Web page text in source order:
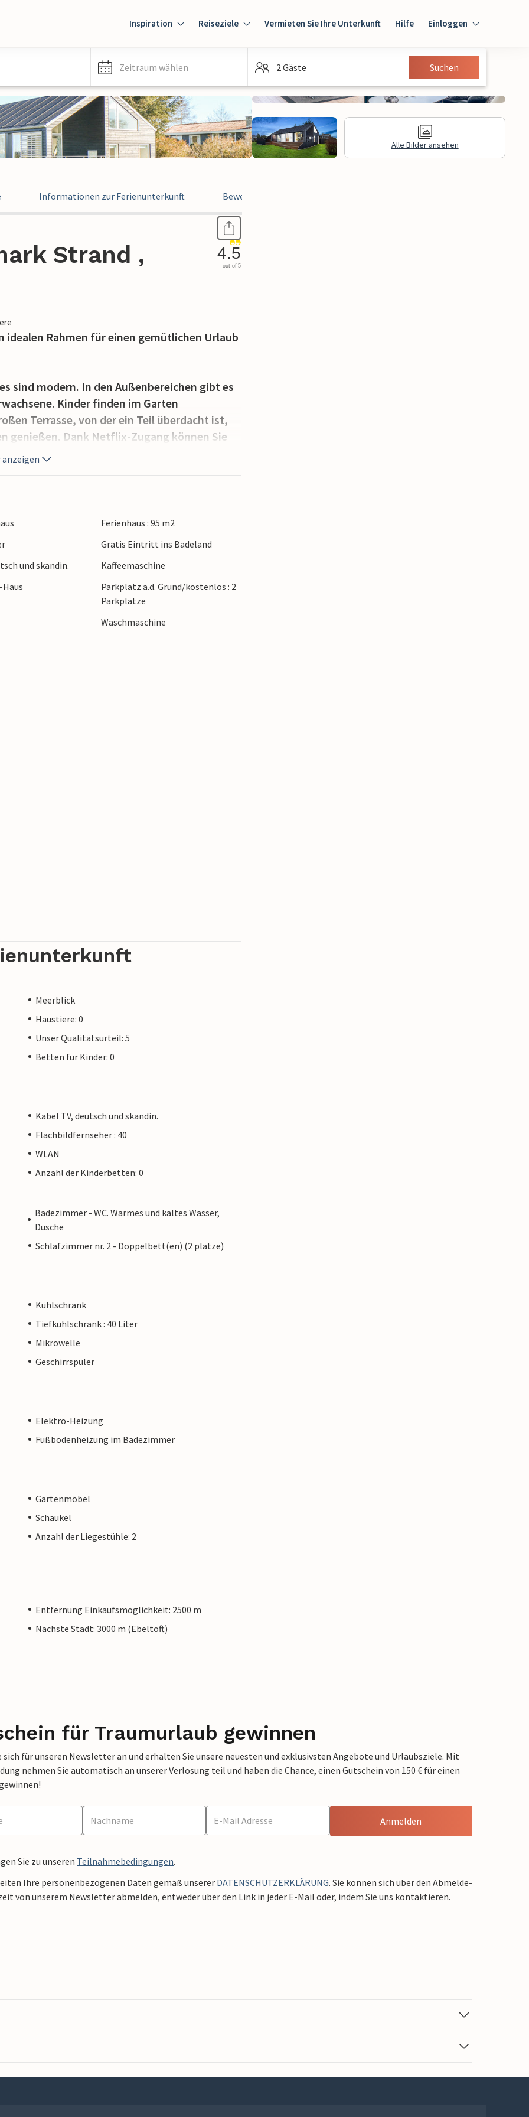
Inspiration Reiseziele Vermieten Sie Ihre Unterkunft Hilfe Einloggen
Einloggen
Gast
Zeitraum wählen 2 Gäste Suchen
Alle Bilder ansehen
Informationen zur Ferienunterkunft Bewertungen
Strand ,
4.5
out of 5
idealen Rahmen für einen gemütlichen Urlaub
sind modern. In den Außenbereichen gibt es
Kinder finden im Garten
Terrasse, von der ein Teil überdacht ist,
genießen. Dank Netflix-Zugang können Sie
Temperatursteuerung. Im Flur und dem Bad,
verlegt. Bei Bedarf können Sie weitere
einen elektrischen Kamin nutzen.
wo aus Sie zu Fuß den Strand erreichen und
fahren. Erleben Sie auch die
Nationalpark Mols Bjerge, außerdem finden
sowie hervorragende Küsten zum Baden
anzeigen
Ferienhaus : 95 m2
Gratis Eintritt ins Badeland
und skandin.
Kaffeemaschine
Parkplatz a.d. Grund/kostenlos : 2
Parkplätze
Waschmaschine
Meerblick
Haustiere: 0
Unser Qualitätsurteil: 5
Betten für Kinder: 0
Kabel TV, deutsch und skandin.
Flachbildfernseher : 40
WLAN
Anzahl der Kinderbetten: 0
Badezimmer - WC. Warmes und kaltes Wasser,
Dusche
Schlafzimmer nr. 2 - Doppelbett(en) (2 plätze)
Kühlschrank
Tiefkühlschrank : 40 Liter
Mikrowelle
Geschirrspüler
Elektro-Heizung
Fußbodenheizung im Badezimmer
Gartenmöbel
Schaukel
Anzahl der Liegestühle: 2
Entfernung Einkaufsmöglichkeit: 2500 m
Nächste Stadt: 3000 m (Ebeltoft)
für Traumurlaub gewinnen
sich für unseren Newsletter an und erhalten Sie unsere neuesten und exklusivsten Angebote und Urlaubsziele. Mit
nehmen Sie automatisch an unserer Verlosung teil und haben die Chance, einen Gutschein von 150 € für einen
Anmelden
Sie zu unseren Teilnahmebedingungen.
Ihre personenbezogenen Daten gemäß unserer DATENSCHUTZERKLÄRUNG. Sie können sich über den Abmelde-
von unserem Newsletter abmelden, entweder über den Link in jeder E-Mail oder, indem Sie uns kontaktieren.